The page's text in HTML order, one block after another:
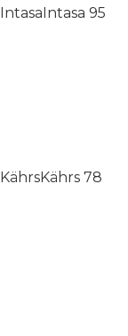
IntasaIntasa 95
KährsKährs 78